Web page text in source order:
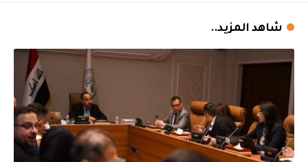
شاهد المزيد..